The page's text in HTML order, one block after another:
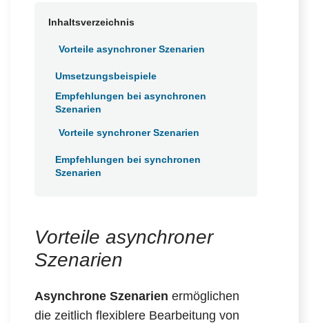
Inhaltsverzeichnis
Vorteile asynchroner Szenarien
Umsetzungsbeispiele
Empfehlungen bei asynchronen
Szenarien
Vorteile synchroner Szenarien
Empfehlungen bei synchronen
Szenarien
Vorteile asynchroner
Szenarien
Asynchrone Szenarien ermöglichen
die zeitlich flexiblere Bearbeitung von